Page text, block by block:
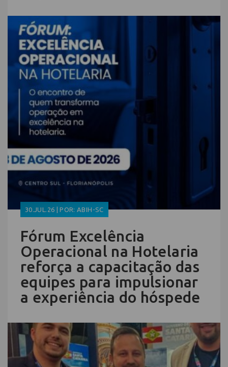
30.JUL.26 | POR: ABIH-SC
Fórum Excelência
Operacional na Hotelaria
reforça a capacitação das
equipes para impulsionar
a experiência do hóspede